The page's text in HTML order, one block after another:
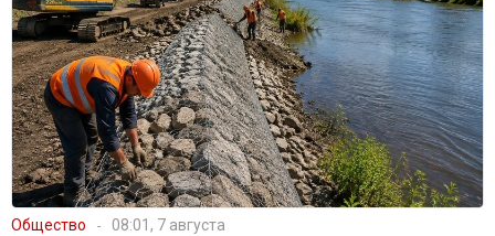
Общество 08:01, 7 августа